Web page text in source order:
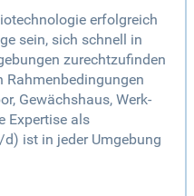
erfolgreich
sein, sich schnell in
zurechtzufinden
Gewächshaus, Werk-
Expertise als
ist in jeder Umgebung